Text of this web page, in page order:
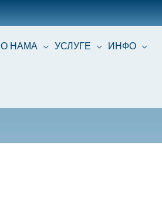
О НАМА УСЛУГЕ ИНФО